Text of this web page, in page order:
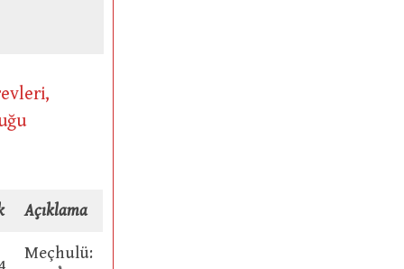
Açıklama
Meçhulü: